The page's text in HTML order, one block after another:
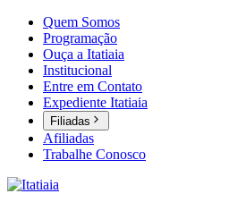
Quem Somos
Programação
Ouça a Itatiaia
Institucional
Entre em Contato
Expediente Itatiaia
Filiadas
Afiliadas
Trabalhe Conosco